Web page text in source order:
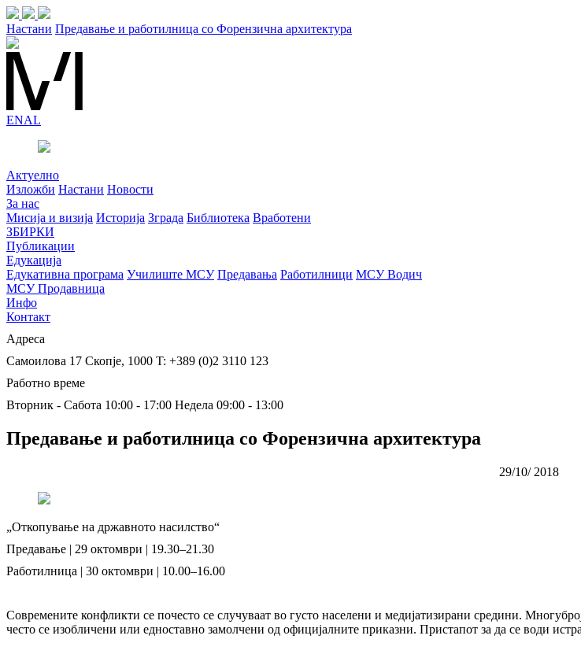
Настани Предавање и работилница со Форензична архитектура
ENAL
Актуелно
Изложби Настани Новости
За нас
Мисија и визија Историја Зграда Библиотека Вработени
ЗБИРКИ
Публикации
Едукација
Едукативна програма Училиште МСУ Предавања Работилници МСУ Водич
МСУ Продавница
Инфо
Контакт
Адреса
Самоилова 17 Скопје, 1000 T: +389 (0)2 3110 123
Работно време
Вторник - Сабота 10:00 - 17:00 Недела 09:00 - 13:00
Предавање и работилница со Форензична архитектура
29/10/ 2018
„Откопување на државното насилство“
Предавање | 29 октомври | 19.30–21.30
Работилница | 30 октомври | 10.00–16.00
Современите конфликти се почесто се случуваат во густо населени и медијатизирани средини.
често се изобличени или едноставно замолчени од официјалните приказни. Пристапот за да се води